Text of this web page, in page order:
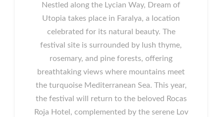
Nestled along the Lycian Way, Dream of
Utopia takes place in Faralya, a location
celebrated for its natural beauty. The
festival site is surrounded by lush thyme,
rosemary, and pine forests, offering
breathtaking views where mountains meet
the turquoise Mediterranean Sea. This year,
the festival will return to the beloved Rocas
Roja Hotel, complemented by the serene Lov